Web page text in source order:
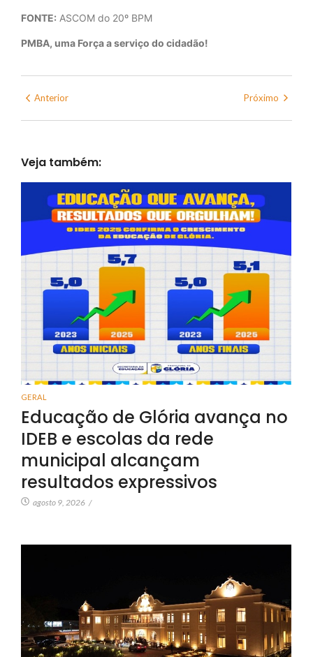
FONTE: ASCOM do 20º BPM
PMBA, uma Força a serviço do cidadão!
Anterior Próximo
Veja também:
GERAL
Educação de Glória avança no
IDEB e escolas da rede
municipal alcançam
resultados expressivos
agosto 9, 2026 /